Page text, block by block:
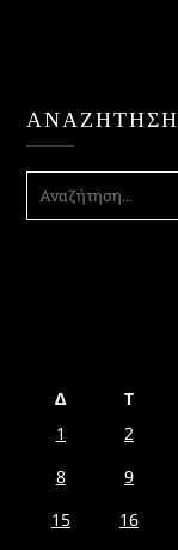
ΑΝΑΖΉΤΗΣΗ
ΑΝΑΖΉΤΗΣΗ
ΓΙΑ:
Δ Τ
1
2
8
9
15
16